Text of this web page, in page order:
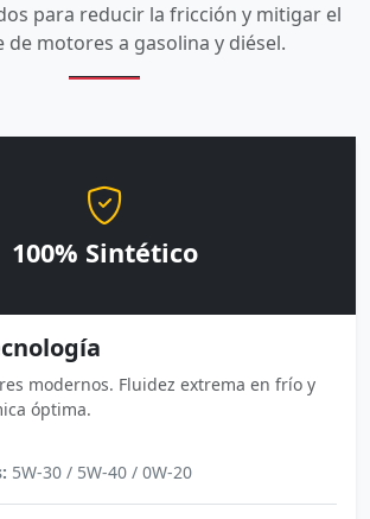
para reducir la fricción y mitigar el
de motores a gasolina y diésel.
100% Sintético
modernos. Fluidez extrema en frío y
óptima.
5W-30 / 5W-40 / 0W-20